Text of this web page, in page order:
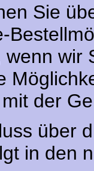
Sie
wir
der
über
in den